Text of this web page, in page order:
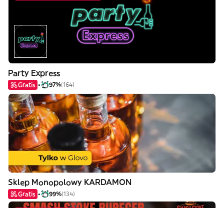
Party Express
Gratis 97%(164)
Sklep Monopolowy KARDAMON
Gratis 99%(134)